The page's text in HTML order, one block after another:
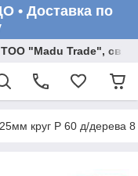
• Доставка по
ТОО "Madu Trade",
круг Р 60 д/дерева